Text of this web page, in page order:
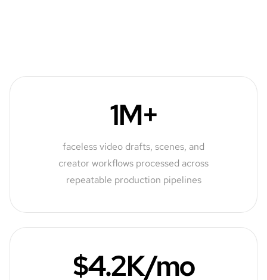
1M+
faceless video drafts, scenes, and
creator workflows processed across
repeatable production pipelines
$4.2K/mo